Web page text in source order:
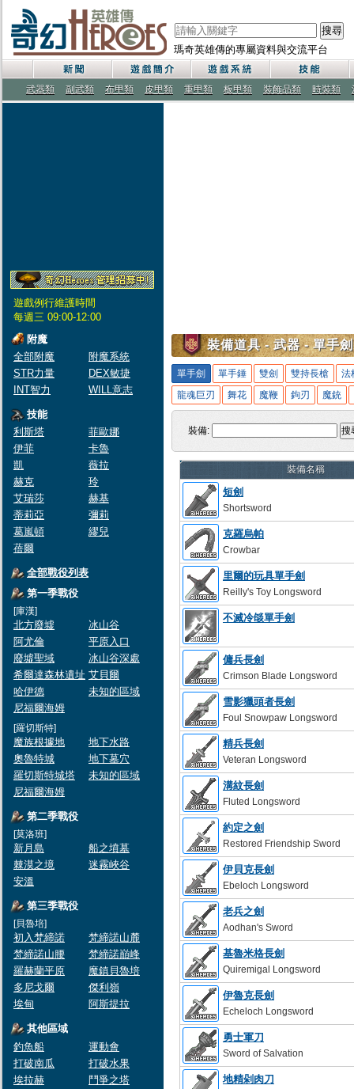
瑪奇英雄傳的專屬資料與交流平台
搜尋
武器類 副武類 布甲類 皮甲類 重甲類 板甲類 裝飾品類 時裝類
遊戲例行維護時間
每週三 09:00-12:00
附魔
全部附魔
附魔系統
STR力量
DEX敏捷
INT智力
WILL意志
技能
利斯塔
菲歐娜
伊菲
卡魯
凱
薇拉
赫克
玲
艾瑞莎
赫基
蒂莉亞
彌莉
葛嵐頓
繆兒
蓓爾
全部戰役列表
第一季戰役
[庫漢]
北方廢墟
冰山谷
阿尤倫
平原入口
廢墟聖域
冰山谷深處
希爾達森林遺址 艾貝爾
哈伊德
未知的區域
尼福爾海姆
[羅切斯特]
魔族根據地
地下水路
奧魯特城
地下墓穴
羅切斯特城塔
未知的區域
尼福爾海姆
第二季戰役
[莫洛班]
新月島
船之墳墓
棘漠之境
迷霧峽谷
安溫
第三季戰役
[貝魯培]
初入梵締諾
梵締諾山麓
梵締諾山腰
梵締諾巔峰
羅赫蘭平原
魔鎮貝魯培
多尼戈爾
傑利嶺
埃甸
阿斯提拉
其他區域
釣魚船
運動會
打破南瓜
打破水果
埃拉赫
鬥爭之塔
裝備道具 - 武器 - 單手劍
單手劍 單手錘 雙劍 雙持長槍
法
龍魂巨刃
舞花 魔鞭 鉤刃 魔銃
裝備: 搜
裝備名稱
短劍
Shortsword
克羅烏帕
Crowbar
里爾的玩具單手劍
Reilly's Toy Longsword
不滅冷燄單手劍
傭兵長劍
Crimson Blade Longsword
雪影獵頭者長劍
Foul Snowpaw Longsword
精兵長劍
Veteran Longsword
溝紋長劍
Fluted Longsword
約定之劍
Restored Friendship Sword
伊貝克長劍
Ebeloch Longsword
老兵之劍
Aodhan's Sword
基魯米格長劍
Quiremigal Longsword
伊魯克長劍
Echeloch Longsword
勇士軍刀
Sword of Salvation
地精剁肉刀